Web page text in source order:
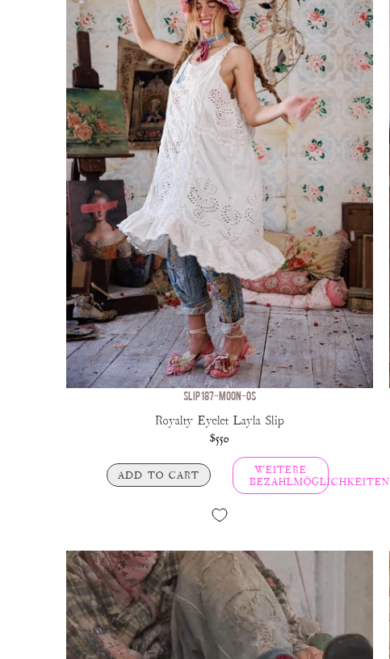
SLIP 187-MOON-OS
Royalty Eyelet Layla Slip
$550
ADD TO CART
WEITERE
BEZAHLMÖGLICHKEITEN